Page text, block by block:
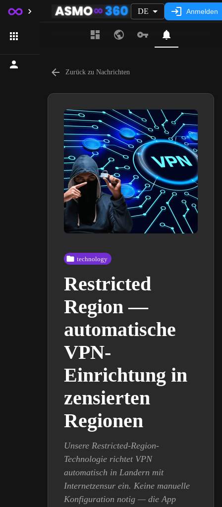
DE Anmelden
Zurück zu Nachrichten
technology
Restricted
Region —
automatische
VPN-
Einrichtung in
zensierten
Regionen
Unsere Restricted-Region-
Technologie richtet VPN
automatisch in Landern mit
Internetzensur ein. Keine manuelle
Konfiguration notig — die App